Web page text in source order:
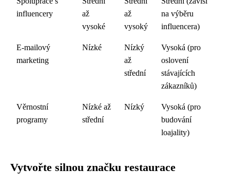
influencery
až
vysoké
až
vysoký
na výběru
influencera)
E-mailový
marketing
Nízké
Nízký
až
střední
Vysoká (pro
oslovení
stávajících
zákazníků)
Věrnostní
programy
Nízké až
střední
Nízký
Vysoká (pro
budování
loajality)
Vytvořte silnou značku restaurace